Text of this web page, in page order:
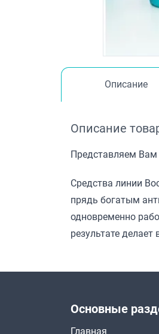
Описание
Описание
Представляем Вам
Средства линии
прядь богатым
одновременно
результате
Основные
Главная